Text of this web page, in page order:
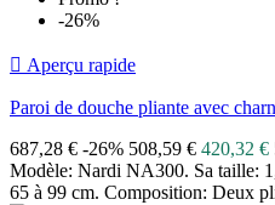
-26%
 Aperçu rapide
Paroi de douche pliante avec
687,28 € -26% 508,59 € 420,32 €
Modèle: Nardi NA300. Sa taille:
65 à 99 cm. Composition: Deux